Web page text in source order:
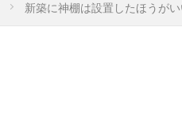
新築に神棚は設置したほうが